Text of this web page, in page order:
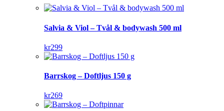
Salvia & Viol – Tvål & bodywash 500 ml
kr299
Barrskog – Doftljus 150 g
kr269